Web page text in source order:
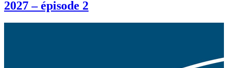
2027 – épisode 2